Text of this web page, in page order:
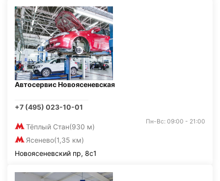
Автосервис Новоясеневская
+7 (495) 023-10-01
Тёплый Стан(930 м)
Ясенево(1,35 км)
Пн-Вс: 09:00 - 21:00
Новоясеневский пр, 8с1